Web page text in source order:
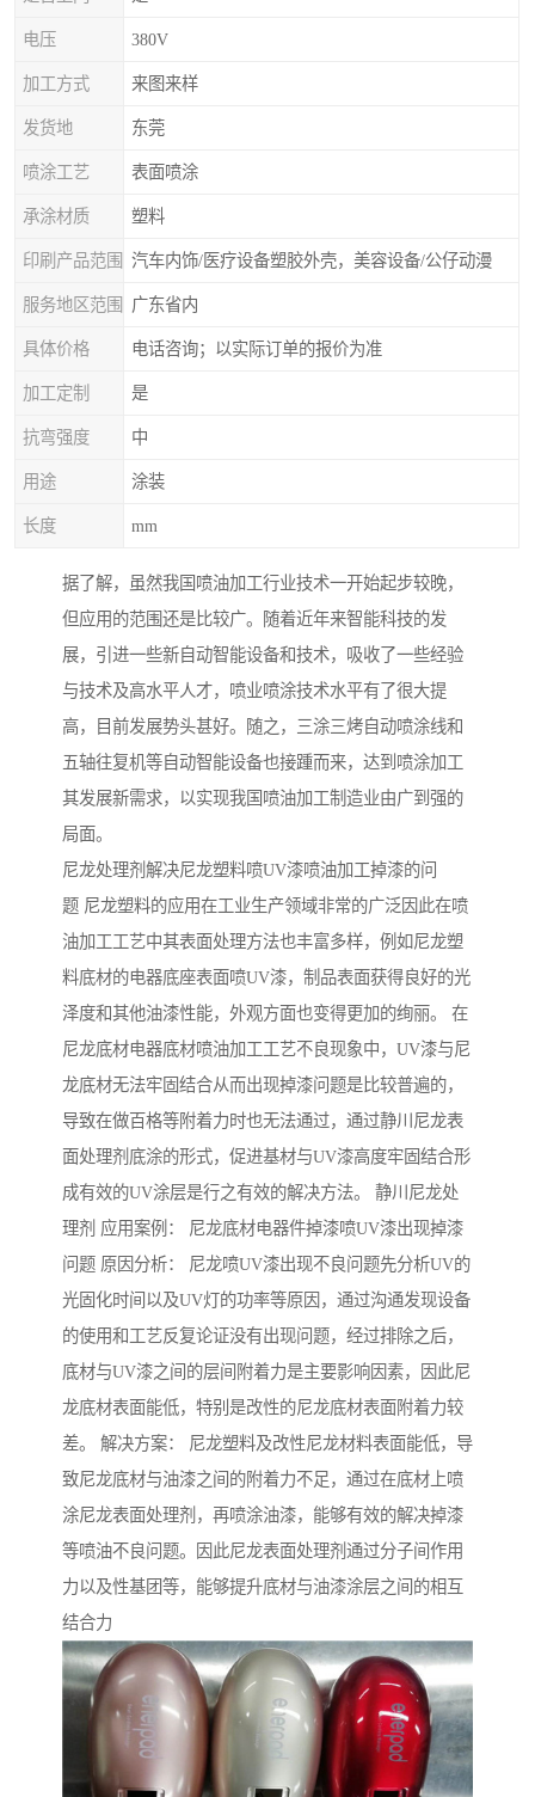
电压 380V
加工方式 来图来样
发货地 东莞
喷涂工艺 表面喷涂
承涂材质 塑料
印刷产品范围 汽车内饰/医疗设备塑胶外壳，美容设备/公仔动漫
服务地区范围 广东省内
具体价格 电话咨询；以实际订单的报价为准
加工定制 是
抗弯强度 中
用途 涂装
长度 mm
据了解，虽然我国喷油加工行业技术一开始起步较晚，
但应用的范围还是比较广。随着近年来智能科技的发
展，引进一些新自动智能设备和技术，吸收了一些经验
与技术及高水平人才，喷业喷涂技术水平有了很大提
高，目前发展势头甚好。随之，三涂三烤自动喷涂线和
五轴往复机等自动智能设备也接踵而来，达到喷涂加工
其发展新需求，以实现我国喷油加工制造业由广到强的
局面。
尼龙处理剂解决尼龙塑料喷UV漆喷油加工掉漆的问
题 尼龙塑料的应用在工业生产领域非常的广泛因此在喷
油加工工艺中其表面处理方法也丰富多样，例如尼龙塑
料底材的电器底座表面喷UV漆，制品表面获得良好的光
泽度和其他油漆性能，外观方面也变得更加的绚丽。 在
尼龙底材电器底材喷油加工工艺不良现象中，UV漆与尼
龙底材无法牢固结合从而出现掉漆问题是比较普遍的，
导致在做百格等附着力时也无法通过，通过静川尼龙表
面处理剂底涂的形式，促进基材与UV漆高度牢固结合形
成有效的UV涂层是行之有效的解决方法。 静川尼龙处
理剂 应用案例： 尼龙底材电器件掉漆喷UV漆出现掉漆
问题 原因分析： 尼龙喷UV漆出现不良问题先分析UV的
光固化时间以及UV灯的功率等原因，通过沟通发现设备
的使用和工艺反复论证没有出现问题，经过排除之后，
底材与UV漆之间的层间附着力是主要影响因素，因此尼
龙底材表面能低，特别是改性的尼龙底材表面附着力较
差。 解决方案： 尼龙塑料及改性尼龙材料表面能低，导
致尼龙底材与油漆之间的附着力不足，通过在底材上喷
涂尼龙表面处理剂，再喷涂油漆，能够有效的解决掉漆
等喷油不良问题。因此尼龙表面处理剂通过分子间作用
力以及性基团等，能够提升底材与油漆涂层之间的相互
结合力